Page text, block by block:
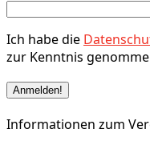
Ich habe die
zur Kenntnis
Informationen zum